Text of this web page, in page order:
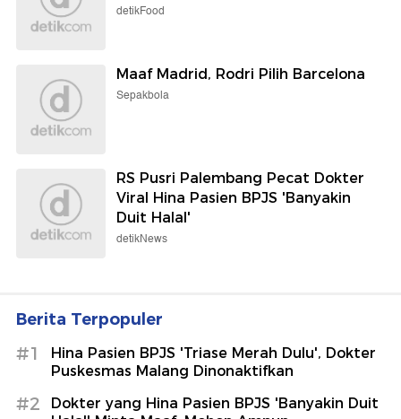
detikFood
Maaf Madrid, Rodri Pilih Barcelona
Sepakbola
RS Pusri Palembang Pecat Dokter
Viral Hina Pasien BPJS 'Banyakin
Duit Halal'
detikNews
Berita Terpopuler
#1
Hina Pasien BPJS 'Triase Merah Dulu', Dokter
Puskesmas Malang Dinonaktifkan
#2
Dokter yang Hina Pasien BPJS 'Banyakin Duit